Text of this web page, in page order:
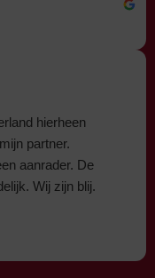
hierheen
partner.
aanrader. De
Wij zijn blij.